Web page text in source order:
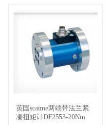
查看详情
英国scaime两端带法兰紧
凑扭矩计DF2553-20Nm